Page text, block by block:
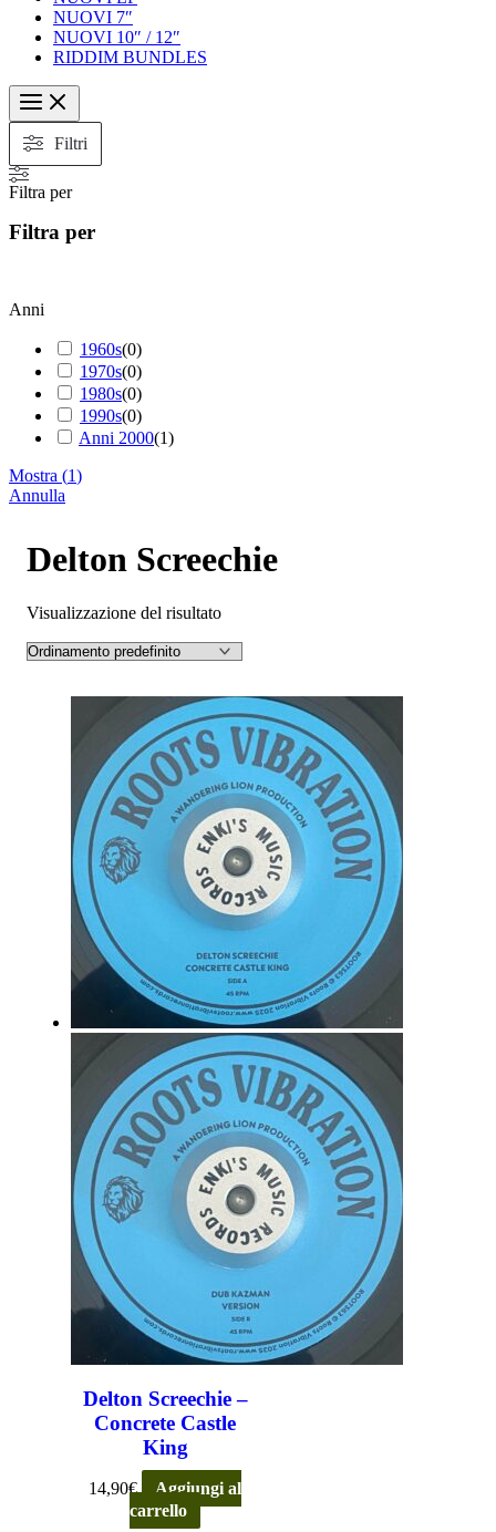
NUOVI 7″
NUOVI 10″ / 12″
RIDDIM BUNDLES
Delton Screechie
Visualizzazione del risultato
Delton Screechie –
Concrete Castle
King
14,90€
Aggiungi al
carrello
Filtri
Filtra per
Filtra per
Anni
1960s(0)
1970s(0)
1980s(0)
1990s(0)
Anni 2000(1)
Mostra (1)
Annulla